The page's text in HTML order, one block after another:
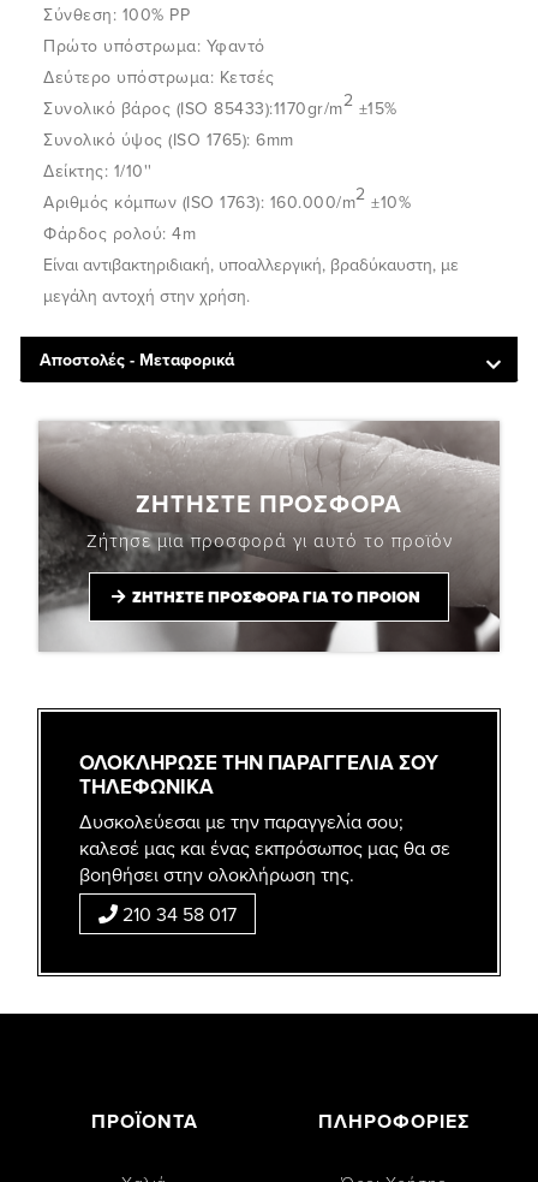
Σύνθεση: 100% PP
Πρώτο υπόστρωμα: Υφαντό
Δεύτερο υπόστρωμα: Κετσές
Συνολικό βάρος (ISO 85433):1170gr/m2 ±15%
Συνολικό ύψος (ISO 1765): 6mm
Δείκτης: 1/10''
Αριθμός κόμπων (ISO 1763): 160.000/m2 ±10%
Φάρδος ρολού: 4m
Είναι αντιβακτηριδιακή, υποαλλεργική, βραδύκαυστη, με
μεγάλη αντοχή στην χρήση.
Αποστολές - Μεταφορικά
ΖΗΤΗΣΤΕ ΠΡΟΣΦΟΡΑ
Ζήτησε μια προσφορά γι αυτό το προϊόν
ΖΗΤΗΣΤΕ ΠΡΟΣΦΟΡΑ ΓΙΑ ΤΟ ΠΡΟΙΟΝ
ΟΛΟΚΛΗΡΩΣΕ ΤΗΝ ΠΑΡΑΓΓΕΛΙΑ ΣΟΥ
ΤΗΛΕΦΩΝΙΚΑ
Δυσκολεύεσαι με την παραγγελία σου;
καλεσέ μας και ένας εκπρόσωπος μας θα σε
βοηθήσει στην ολοκλήρωση της.
210 34 58 017
ΠΡΟΪΟΝΤΑ ΠΛΗΡΟΦΟΡΙΕΣ